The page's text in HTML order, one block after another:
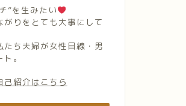
”を生みたい
がりをとても大事にして
たち夫婦が女性目線・男
。
己紹介はこちら